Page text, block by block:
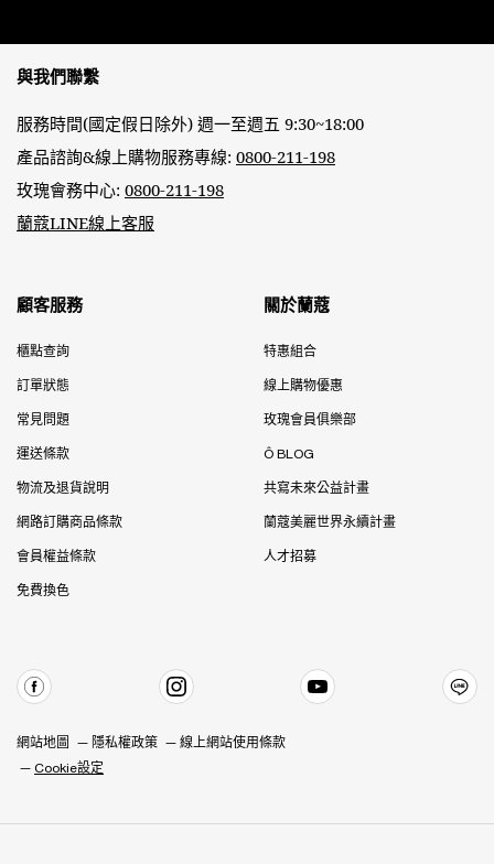
與我們聯繫
服務時間(國定假日除外) 週一至週五 9:30~18:00
產品諮詢&線上購物服務專線: 0800-211-198
玫瑰會務中心: 0800-211-198
蘭蔻LINE線上客服
顧客服務
櫃點查詢
訂單狀態
常見問題
運送條款
物流及退貨說明
網路訂購商品條款
會員權益條款
免費換色
關於蘭蔻
特惠組合
線上購物優惠
玫瑰會員俱樂部
Ô BLOG
共寫未來公益計畫
蘭蔻美麗世界永續計畫
人才招募
網站地圖 隱私權政策 線上網站使用條款
Cookie設定